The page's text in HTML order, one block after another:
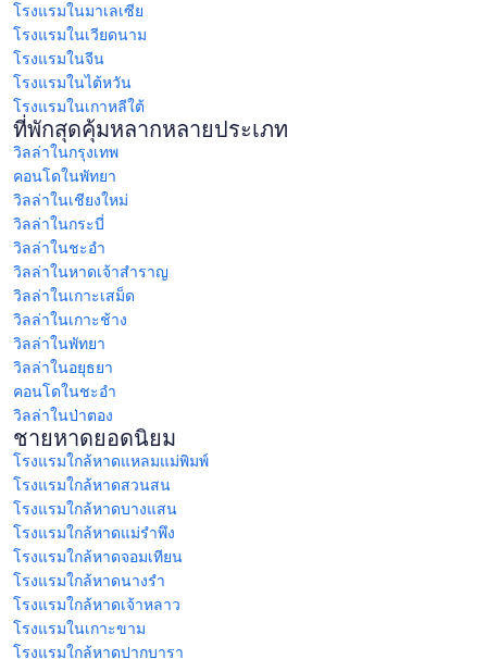
โรงแรมในมาเลเซีย
โรงแรมในเวียดนาม
โรงแรมในจีน
โรงแรมในไต้หวัน
โรงแรมในเกาหลีใต้
ที่พักสุดคุ้มหลากหลายประเภท
วิลล่าในกรุงเทพ
คอนโดในพัทยา
วิลล่าในเชียงใหม่
วิลล่าในกระบี่
วิลล่าในชะอำ
วิลล่าในหาดเจ้าสำราญ
วิลล่าในเกาะเสม็ด
วิลล่าในเกาะช้าง
วิลล่าในพัทยา
วิลล่าในอยุธยา
คอนโดในชะอำ
วิลล่าในป่าตอง
ชายหาดยอดนิยม
โรงแรมใกล้หาดแหลมแม่พิมพ์
โรงแรมใกล้หาดสวนสน
โรงแรมใกล้หาดบางแสน
โรงแรมใกล้หาดแม่รําพึง
โรงแรมใกล้หาดจอมเทียน
โรงแรมใกล้หาดนางรํา
โรงแรมใกล้หาดเจ้าหลาว
โรงแรมในเกาะขาม
โรงแรมใกล้หาดปากบารา